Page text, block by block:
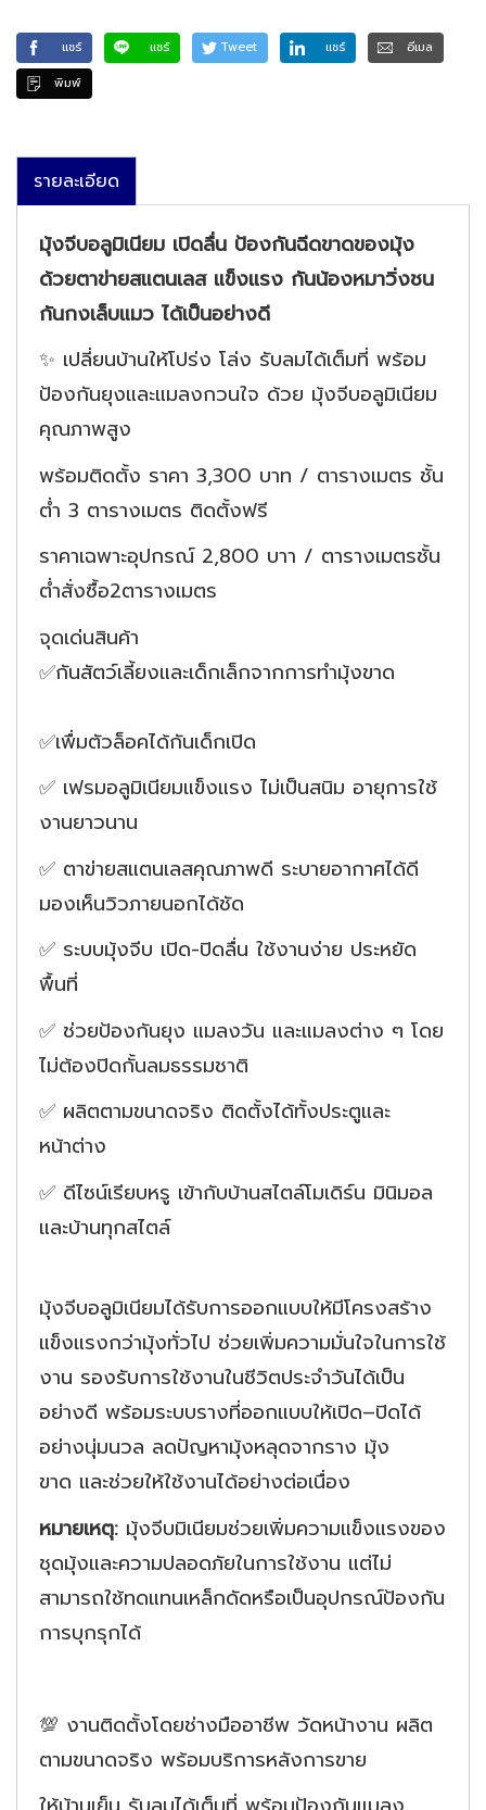
แชร์ แชร์ Tweet แชร์
อีเมล
พิมพ์
รายละเอียด
มุ้งจีบอลูมิเนียม เปิดลื่น ป้องกันฉีดขาดของมุ้ง
ด้วยตาข่ายสแตนเลส แข็งแรง กันน้องหมาวิ่งชน
กันกงเล็บแมว ได้เป็นอย่างดี
✨ เปลี่ยนบ้านให้โปร่ง โล่ง รับลมได้เต็มที่ พร้อม
ป้องกันยุงและแมลงกวนใจ ด้วย มุ้งจีบอลูมิเนียม
คุณภาพสูง
พร้อมติดตั้ง ราคา 3,300 บาท / ตารางเมตร ชั้น
ต่ำ 3 ตารางเมตร ติดตั้งฟรี
ราคาเฉพาะอุปกรณ์ 2,800 บาา / ตารางเมตรชั้น
ต่ำสั่งซื้อ2ตารางเมตร
จุดเด่นสินค้า
✅กันสัตว์เลี้ยงและเด็กเล็กจากการทำมุ้งขาด
✅เพื่มตัวล็อคได้กันเด็กเปิด
✅ เฟรมอลูมิเนียมแข็งแรง ไม่เป็นสนิม อายุการใช้
งานยาวนาน
✅ ตาข่ายสแตนเลสคุณภาพดี ระบายอากาศได้ดี
มองเห็นวิวภายนอกได้ชัด
✅ ระบบมุ้งจีบ เปิด-ปิดลื่น ใช้งานง่าย ประหยัด
พื้นที่
✅ ช่วยป้องกันยุง แมลงวัน และแมลงต่าง ๆ โดย
ไม่ต้องปิดกั้นลมธรรมชาติ
✅ ผลิตตามขนาดจริง ติดตั้งได้ทั้งประตูและ
หน้าต่าง
✅ ดีไซน์เรียบหรู เข้ากับบ้านสไตล์โมเดิร์น มินิมอล
และบ้านทุกสไตล์
มุ้งจีบอลูมิเนียมได้รับการออกแบบให้มีโครงสร้าง
แข็งแรงกว่ามุ้งทั่วไป ช่วยเพิ่มความมั่นใจในการใช้
งาน รองรับการใช้งานในชีวิตประจำวันได้เป็น
อย่างดี พร้อมระบบรางที่ออกแบบให้เปิด–ปิดได้
อย่างนุ่มนวล ลดปัญหามุ้งหลุดจากราง มุ้ง
ขาด และช่วยให้ใช้งานได้อย่างต่อเนื่อง
หมายเหตุ: มุ้งจีบมิเนียมช่วยเพิ่มความแข็งแรงของ
ชุดมุ้งและความปลอดภัยในการใช้งาน แต่ไม่
สามารถใช้ทดแทนเหล็กดัดหรือเป็นอุปกรณ์ป้องกัน
การบุกรุกได้
💯 งานติดตั้งโดยช่างมืออาชีพ วัดหน้างาน ผลิต
ตามขนาดจริง พร้อมบริการหลังการขาย